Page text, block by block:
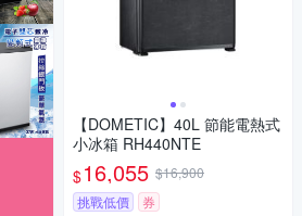
【DOMETIC】40L 節能電熱式
小冰箱 RH440NTE
$16,055 $16,900
挑戰低價
券